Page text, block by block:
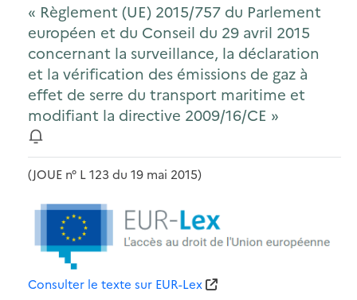
« Règlement (UE) 2015/757 du Parlement
européen et du Conseil du 29 avril 2015
concernant la surveillance, la déclaration
et la vérification des émissions de gaz à
effet de serre du transport maritime et
modifiant la directive 2009/16/CE »
(JOUE n° L 123 du 19 mai 2015)
Consulter le texte sur EUR-Lex